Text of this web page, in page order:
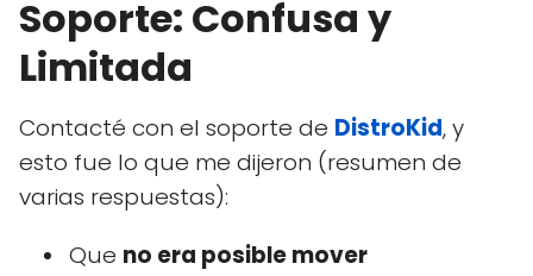
Soporte: Confusa y
Limitada
Contacté con el soporte de DistroKid, y
esto fue lo que me dijeron (resumen de
varias respuestas):
Que no era posible mover